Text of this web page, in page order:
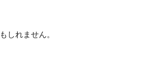
しれません。